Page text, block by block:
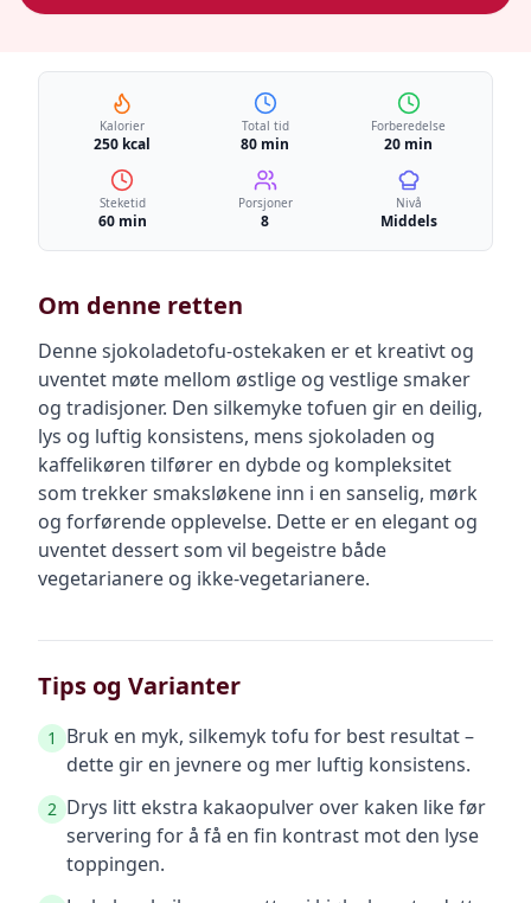
Kalorier
250 kcal
Total tid
80 min
Forberedelse
20 min
Steketid
60 min
Porsjoner
8
Nivå
Middels
Om denne retten
Denne sjokoladetofu-ostekaken er et kreativt og
uventet møte mellom østlige og vestlige smaker
og tradisjoner. Den silkemyke tofuen gir en deilig,
lys og luftig konsistens, mens sjokoladen og
kaffelikøren tilfører en dybde og kompleksitet
som trekker smaksløkene inn i en sanselig, mørk
og forførende opplevelse. Dette er en elegant og
uventet dessert som vil begeistre både
vegetarianere og ikke-vegetarianere.
Tips og Varianter
1
Bruk en myk, silkemyk tofu for best resultat –
dette gir en jevnere og mer luftig konsistens.
2 Drys litt ekstra kakaopulver over kaken like før
servering for å få en fin kontrast mot den lyse
toppingen.